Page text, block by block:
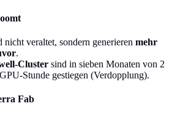
veraltet, sondern generieren mehr
.
Cluster sind in sieben Monaten von 2
Stunde gestiegen (Verdopplung).
Fab